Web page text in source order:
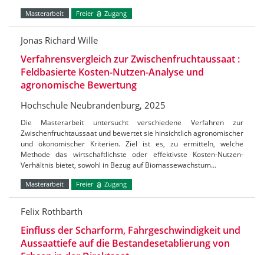
Masterarbeit Freier Zugang
Jonas Richard Wille
Verfahrensvergleich zur Zwischenfruchtaussaat :
Feldbasierte Kosten-Nutzen-Analyse und
agronomische Bewertung
Hochschule Neubrandenburg, 2025
Die Masterarbeit untersucht verschiedene Verfahren zur
Zwischenfruchtaussaat und bewertet sie hinsichtlich agronomischer
und ökonomischer Kriterien. Ziel ist es, zu ermitteln, welche
Methode das wirtschaftlichste oder effektivste Kosten-Nutzen-
Verhältnis bietet, sowohl in Bezug auf Biomassewachstum…
Masterarbeit Freier Zugang
Felix Rothbarth
Einfluss der Scharform, Fahrgeschwindigkeit und
Aussaattiefe auf die Bestandesetablierung von